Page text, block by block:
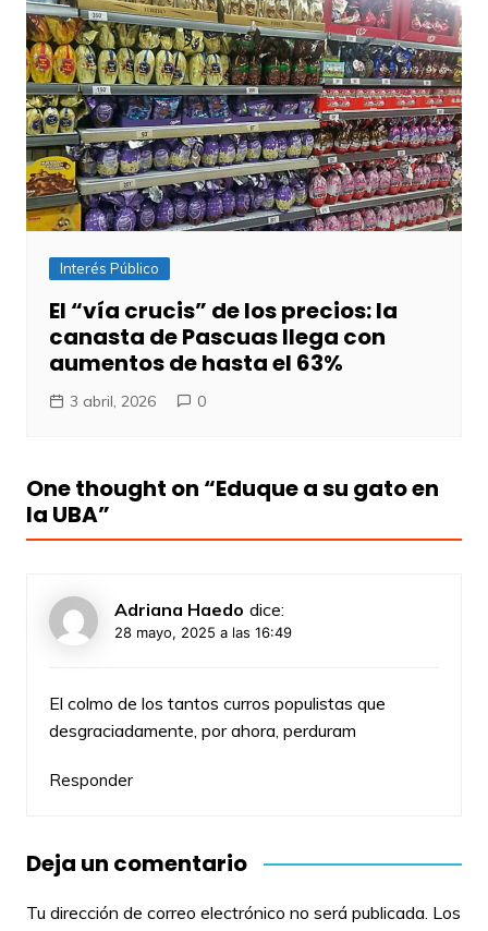
Interés Público
El “vía crucis” de los precios: la
canasta de Pascuas llega con
aumentos de hasta el 63%
3 abril, 2026 0
One thought on “Eduque a su gato en
la UBA”
Adriana Haedo dice:
28 mayo, 2025 a las 16:49
El colmo de los tantos curros populistas que
desgraciadamente, por ahora, perduram
Responder
Deja un comentario
Tu dirección de correo electrónico no será publicada. Los